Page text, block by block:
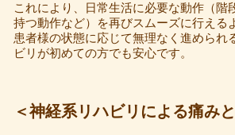
これにより、日常生活に必要な動作（階
持つ動作など）を再びスムーズに行える
患者様の状態に応じて無理なく進められ
ビリが初めての方でも安心です。
＜神経系リハビリによる痛み